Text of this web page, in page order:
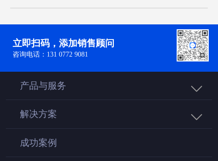
立即扫码，添加销售顾问
咨询电话：131 0772 9081
产品与服务
解决方案
成功案例